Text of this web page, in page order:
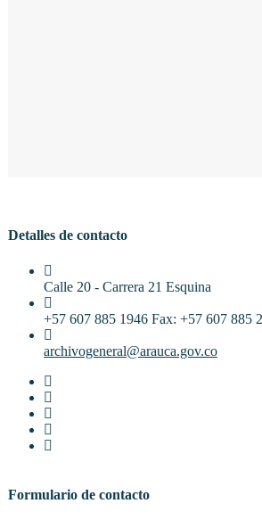
Detalles de contacto
Calle 20 - Carrera 21 Esquina
+57 607 885 1946 Fax: +57 607 885
archivogeneral@arauca.gov.co
Formulario de contacto